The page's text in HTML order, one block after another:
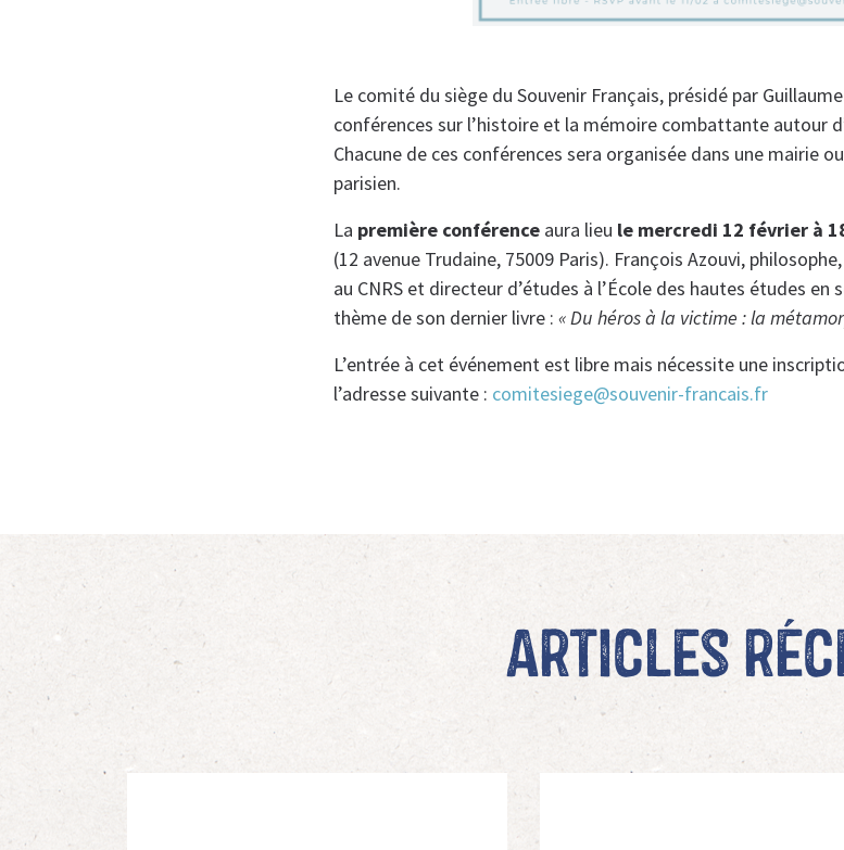
Le comité du siège du Souvenir Français, présidé par
conférences sur l’histoire et la mémoire combattante autour
Chacune de ces conférences sera organisée dans une mairie
parisien.
La première conférence aura lieu le mercredi 12 février à
(12 avenue Trudaine, 75009 Paris). François Azouvi,
au CNRS et directeur d’études à l’École des hautes études
thème de son dernier livre : « Du héros à la victime : la
L’entrée à cet événement est libre mais nécessite une
l’adresse suivante : comitesiege@souvenir-francais.fr
Articles